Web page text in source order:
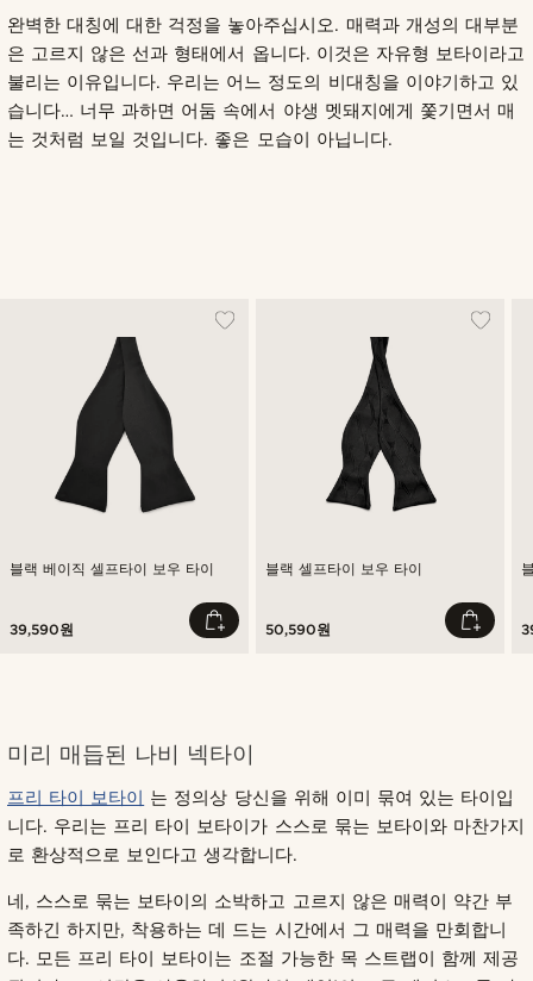
완벽한 대칭에 대한 걱정을 놓아주십시오. 매력과 개성의 대부분
은 고르지 않은 선과 형태에서 옵니다. 이것은 자유형 보타이라고
불리는 이유입니다. 우리는 어느 정도의 비대칭을 이야기하고 있
습니다… 너무 과하면 어둠 속에서 야생 멧돼지에게 쫓기면서 매
는 것처럼 보일 것입니다. 좋은 모습이 아닙니다.
블랙 베이직 셀프타이 보우 타이
39,590원
블랙 셀프타이 보우 타이
50,590원
미리 매듭된 나비 넥타이
프리 타이 보타이 는 정의상 당신을 위해 이미 묶여 있는 타이입
니다. 우리는 프리 타이 보타이가 스스로 묶는 보타이와 마찬가지
로 환상적으로 보인다고 생각합니다.
네, 스스로 묶는 보타이의 소박하고 고르지 않은 매력이 약간 부
족하긴 하지만, 착용하는 데 드는 시간에서 그 매력을 만회합니
다. 모든 프리 타이 보타이는 조절 가능한 목 스트랩이 함께 제공